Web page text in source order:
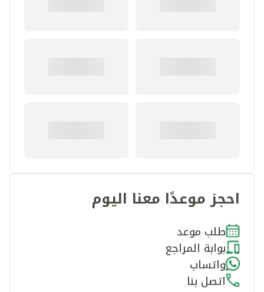
احجز موعدًا معنا اليوم
طلب موعد
بوابة المراجع
واتساب
اتصل بنا